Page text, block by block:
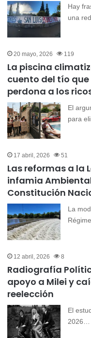
Hay
una
20 mayo, 2026 119
La piscina
cuento del tío que
perdona a los
El
para
17 abril, 2026 51
Las reformas a la
infamia
Constitución
La
12 abril, 2026 8
Radiografía
apoyo a Milei y
reelección
El
2026…